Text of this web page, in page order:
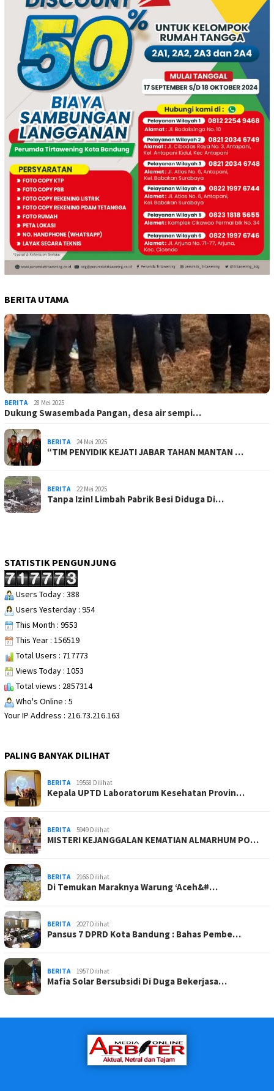
BERITA UTAMA
BERITA 28 Mei 2025
Dukung Swasembada Pangan, desa air sempi…
BERITA 24 Mei 2025
“TIM PENYIDIK KEJATI JABAR TAHAN MANTAN …
BERITA 22 Mei 2025
Tanpa Izin! Limbah Pabrik Besi Diduga Di…
STATISTIK PENGUNJUNG
Users Today : 388
Users Yesterday : 954
This Month : 9553
This Year : 156519
Total Users : 717773
Views Today : 1053
Total views : 2857314
Who's Online : 5
Your IP Address : 216.73.216.163
PALING BANYAK DILIHAT
BERITA 19568 Dilihat
Kepala UPTD Laboratorum Kesehatan Provin…
BERITA 5949 Dilihat
MISTERI KEJANGGALAN KEMATIAN ALMARHUM PO…
BERITA 2166 Dilihat
Di Temukan Maraknya Warung ‘Aceh&#…
BERITA 2027 Dilihat
Pansus 7 DPRD Kota Bandung : Bahas Pembe…
BERITA 1957 Dilihat
Mafia Solar Bersubsidi Di Duga Bekerjasa…